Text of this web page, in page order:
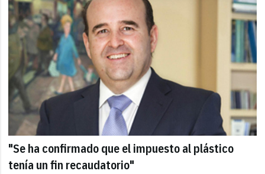
"Se ha confirmado que el impuesto al plástico
tenía un fin recaudatorio"